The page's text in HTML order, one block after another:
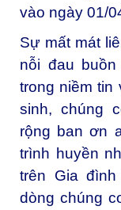
vào ngày 01/
Sự mất mát
nỗi đau
trong niềm tin
sinh, chúng
rộng ban ơn
trình huyền
trên Gia
dòng chúng